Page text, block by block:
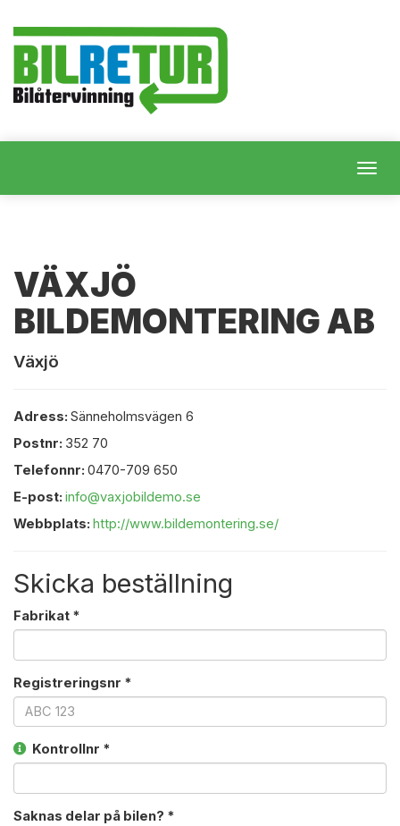
VÄXJÖ
BILDEMONTERING AB
Växjö
Adress: Sänneholmsvägen 6
Postnr: 352 70
Telefonnr: 0470-709 650
E-post: info@vaxjobildemo.se
Webbplats: http://www.bildemontering.se/
Skicka beställning
Fabrikat *
Registreringsnr *
Kontrollnr *
Saknas delar på bilen? *